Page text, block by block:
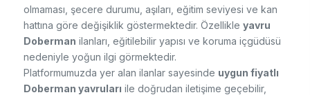
olmaması, şecere durumu, aşıları, eğitim seviyesi ve kan
hattına göre değişiklik göstermektedir. Özellikle yavru
Doberman ilanları, eğitilebilir yapısı ve koruma içgüdüsü
nedeniyle yoğun ilgi görmektedir.
Platformumuzda yer alan ilanlar sayesinde uygun fiyatlı
Doberman yavruları ile doğrudan iletişime geçebilir,